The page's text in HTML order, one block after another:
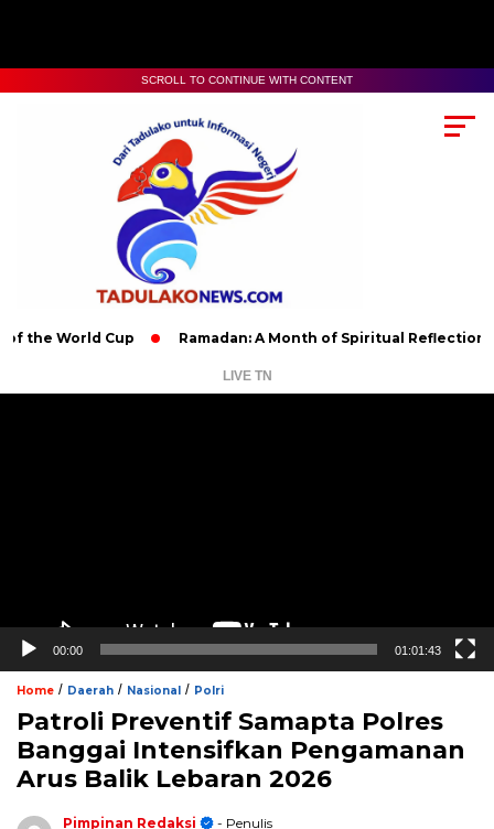
SCROLL TO CONTINUE WITH CONTENT
Cup Ramadan: A Month of Spiritual Reflection,
LIVE TN
00:00 01:01:43
Home / Daerah / Nasional / Polri
Patroli Preventif Samapta Polres
Banggai Intensifkan Pengamanan
Arus Balik Lebaran 2026
Pimpinan Redaksi
- Penulis